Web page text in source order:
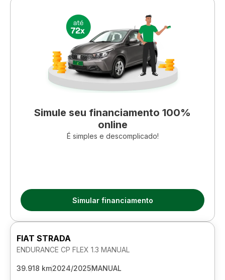
Simule seu financiamento 100%
online
É simples e descomplicado!
Simular financiamento
FIAT STRADA
ENDURANCE CP FLEX 1.3 MANUAL
39.918 km2024/2025MANUAL